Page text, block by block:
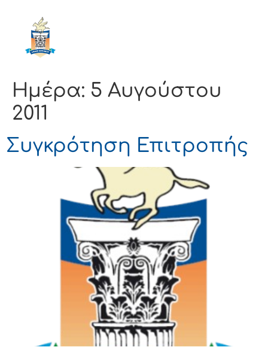
Ημέρα: 5 Αυγούστου
2011
Συγκρότηση Επιτροπής